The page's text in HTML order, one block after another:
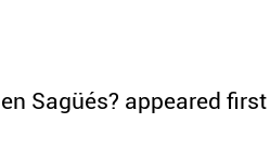
Sagüés? appeared